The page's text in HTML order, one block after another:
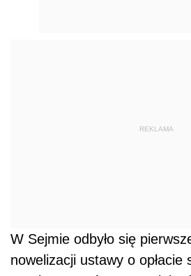
REKLAMA
W Sejmie odbyło się
nowelizacji ustawy o opłacie